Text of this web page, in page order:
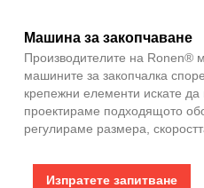
Машина за закопчаване
Производителите на Ronen®
машините за закопчалка
крепежни елементи искате
проектираме подходящото
регулираме размера,
Изпратете запитване